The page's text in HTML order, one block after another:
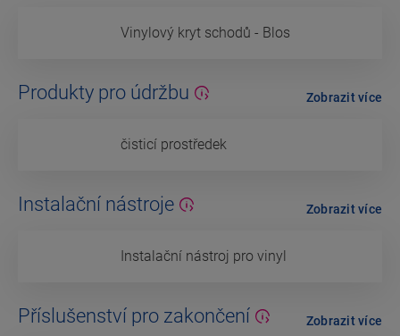
Vinylový kryt schodů - Blos
Produkty pro údržbu
čisticí prostředek
Zobrazit více
Instalační nástroje
Instalační nástroj pro vinyl
Zobrazit více
Příslušenství pro zakončení Zobrazit více